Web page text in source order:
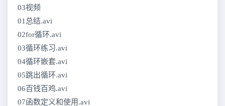
03视频
01总结.avi
02for循环.avi
03循环练习.avi
04循环嵌套.avi
05跳出循环.avi
06百钱百鸡.avi
07函数定义和使用.avi